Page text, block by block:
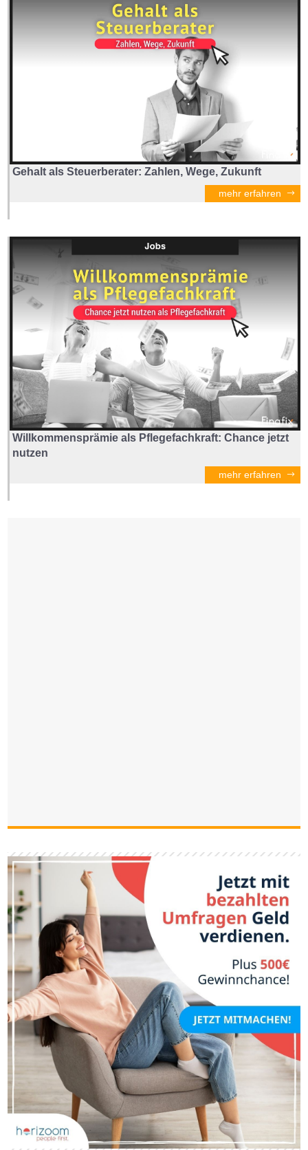
Gehalt als Steuerberater: Zahlen, Wege, Zukunft
mehr erfahren
Willkommensprämie als Pflegefachkraft: Chance jetzt
nutzen
mehr erfahren